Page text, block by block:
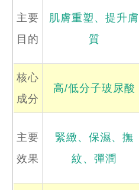
主要
目的
肌膚重塑、提升膚
質
核心
成分
高/低分子玻尿酸
主要
效果
緊緻、保濕、撫
紋、彈潤